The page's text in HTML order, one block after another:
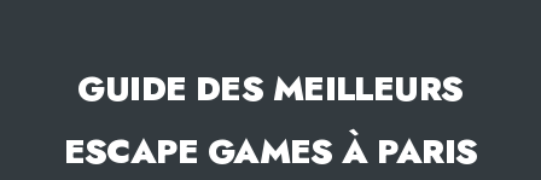
GUIDE DES MEILLEURS
ESCAPE GAMES À PARIS